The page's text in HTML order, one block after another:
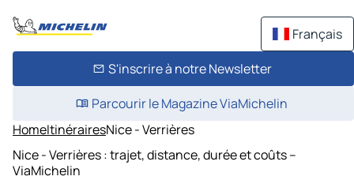
Français
S'inscrire à notre Newsletter
Parcourir le Magazine ViaMichelin
HomeItinérairesNice - Verrières
Nice - Verrières : trajet, distance, durée et coûts –
ViaMichelin